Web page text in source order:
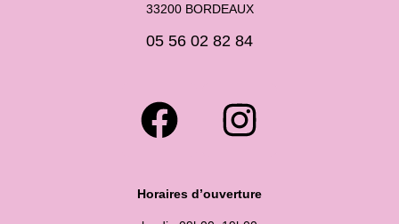
33200 BORDEAUX
05 56 02 82 84
Horaires d’ouverture